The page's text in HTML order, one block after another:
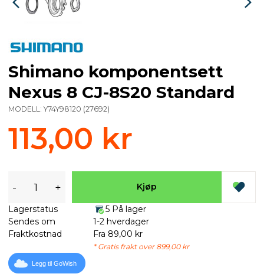
Shimano komponentsett
Nexus 8 CJ-8S20 Standard
MODELL: Y74Y98120 (27692)
113,00 kr
- + Kjøp
Lagerstatus
5 På lager
Sendes om
1-2 hverdager
Fraktkostnad
Fra 89,00 kr
* Gratis frakt over 899,00 kr
Legg til GoWish